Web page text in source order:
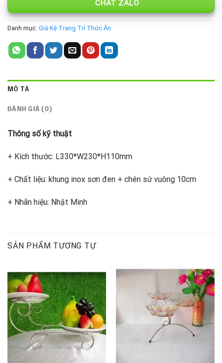
CHAT ZALO
Danh mục: Giá Kệ Trang Trí Thức Ăn
MÔ TẢ
ĐÁNH GIÁ (0)
Thông số kỹ thuật
+ Kích thước: L330*W230*H110mm
+ Chất liệu: khung inox sơn đen + chén sứ vuông 10cm
+ Nhãn hiệu: Nhật Minh
SẢN PHẨM TƯƠNG TỰ